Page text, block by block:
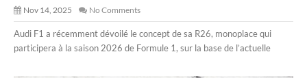
Nov 14, 2025 No Comments
Audi F1 a récemment dévoilé le concept de sa R26, monoplace qui
participera à la saison 2026 de Formule 1, sur la base de l’actuelle